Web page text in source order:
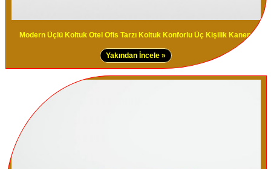
Modern Üçlü Koltuk Otel Ofis Tarzı Koltuk Konforlu Üç Kişilik Kanepe
Yakından İncele »